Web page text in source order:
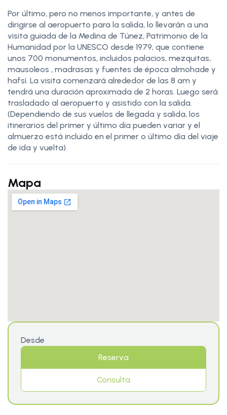
Por último, pero no menos importante, y antes de
dirigirse al aeropuerto para la salida, lo llevarán a una
visita guiada de la Medina de Túnez, Patrimonio de la
Humanidad por la UNESCO desde 1979, que contiene
unos 700 monumentos, incluidos palacios, mezquitas,
mausoleos , madrasas y fuentes de época almohade y
hafsí. La visita comenzará alrededor de las 8 am y
tendrá una duración aproximada de 2 horas. Luego será
trasladado al aeropuerto y asistido con la salida.
(Dependiendo de sus vuelos de llegada y salida, los
itinerarios del primer y último día pueden variar y el
almuerzo está incluido en el primer o último día del viaje
de ida y vuelta).
Mapa
Desde
Reserva
Consulta